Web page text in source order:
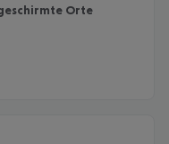
Orte